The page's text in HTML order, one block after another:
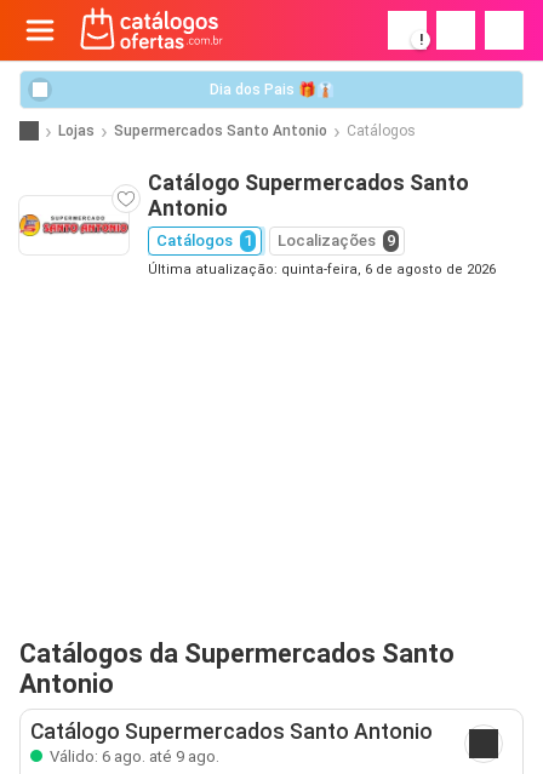
!
Dia dos Pais 🎁👔
Lojas Supermercados Santo Antonio Catálogos
Catálogo Supermercados Santo
Antonio
Catálogos 1 Localizações 9
Última atualização: quinta-feira, 6 de agosto de 2026
Catálogos da Supermercados Santo
Antonio
Catálogo Supermercados Santo Antonio
Válido: 6 ago. até 9 ago.